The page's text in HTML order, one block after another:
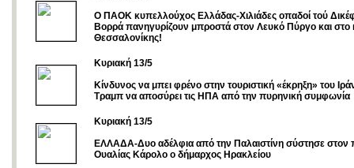
Ο ΠΑΟΚ κυπελλούχος Ελλάδας-Χιλιάδες οπαδοί τού
Βορρά πανηγυρίζουν μπροστά στον Λευκό Πύργο και στο
Θεσσαλονίκης!
Kυριακή 13/5
Κίνδυνος να μπει φρένο στην τουριστική «έκρηξη» του
Τραμπ να αποσύρει τις ΗΠΑ από την πυρηνική συμφωνία
Κυριακή 13/5
ΕΛΛΑΔΑ-Δυο αδέλφια από την Παλαιστίνη σύστησε στον
Ουαλίας Κάρολο ο δήμαρχος Ηρακλείου